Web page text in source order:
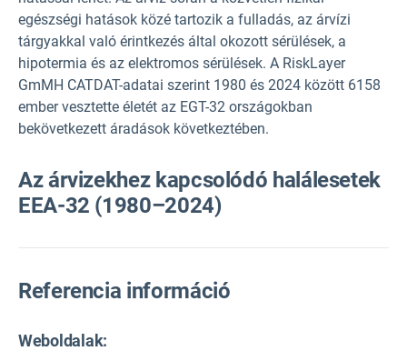
egészségi hatások közé tartozik a fulladás, az árvízi
tárgyakkal való érintkezés által okozott sérülések, a
hipotermia és az elektromos sérülések. A RiskLayer
GmMH CATDAT-adatai szerint 1980 és 2024 között 6158
ember vesztette életét az EGT-32 országokban
bekövetkezett áradások következtében.
Az árvizekhez kapcsolódó halálesetek
EEA-32 (1980–2024)
Referencia információ
Weboldalak: